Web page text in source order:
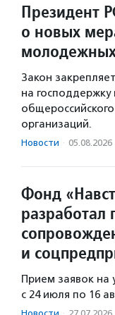
Президент
о новых
Закон
на
организаций.
Новости · 05.08.2026
Фонд
разработал
и
Прием заявок на
с 24 июля по 16